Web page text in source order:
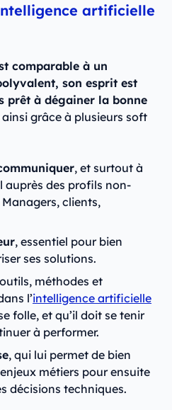
artificielle
comparable à un
son esprit est
prêt à dégainer la bonne
grâce à plusieurs soft
, et surtout à
auprès des profils non-
clients,
, essentiel pour bien
ses solutions.
méthodes et
l’intelligence artificielle
folle, et qu’il doit se tenir
à performer.
, qui lui permet de bien
métiers pour ensuite
décisions techniques.